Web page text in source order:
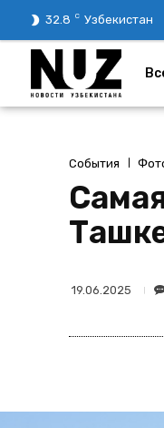
32.8 C Узбекистан
События
19.06.2025